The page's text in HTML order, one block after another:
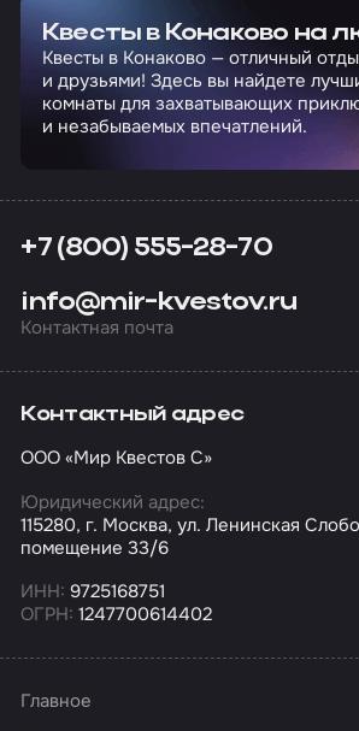
Квесты в Конаково на
Квесты в Конаково — отличный
и друзьями! Здесь вы найдете
комнаты для захватывающих
и незабываемых впечатлений.
+7 (800) 555-28-70
info@mir-kvestov.ru
Контактная почта
Контактный адрес
ООО «Мир Квестов С»
Юридический адрес:
115280, г. Москва, ул. Ленинская
помещение 33/6
ИНН: 9725168751
ОГРН: 1247700614402
Главное